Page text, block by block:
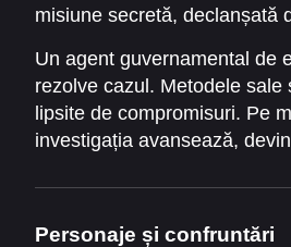
TERMENI ȘI CONDIȚII
CONTACT
misiune secretă, declanșată
înalt. Ancheta este extrem
Adevărul trebuie descoperit
sunt permise.
Un agent guvernamental de
rezolve cazul. Metodele sale
lipsite de compromisuri. Pe
investigația avansează,
o persoană dispărută. Este
sistem care se protejează cu
Personaje și confruntări